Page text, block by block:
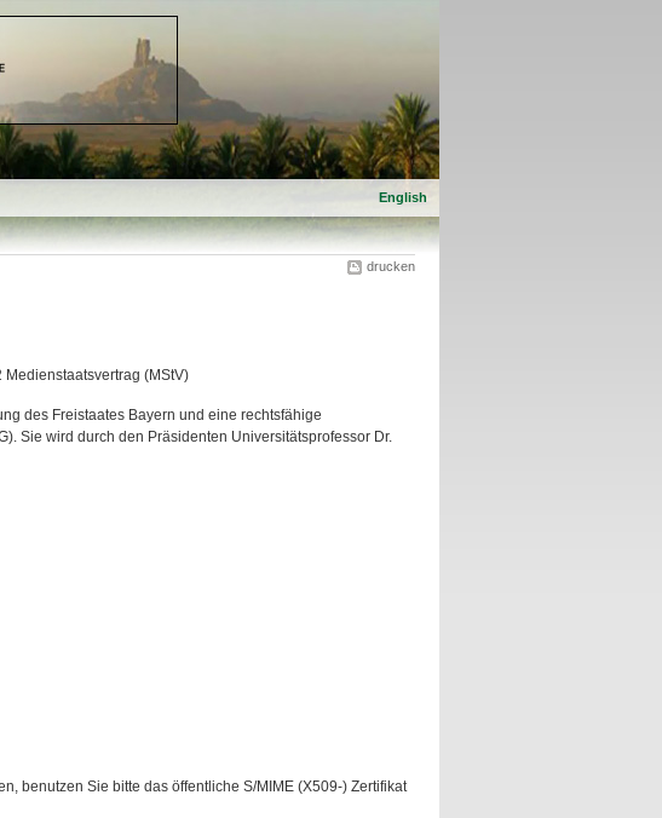
English
drucken
(MStV)
des Freistaates Bayern und eine rechtsfähige
Sie wird durch den Präsidenten Universitätsprofessor Dr.
benutzen Sie bitte das öffentliche S/MIME (X509-) Zertifikat